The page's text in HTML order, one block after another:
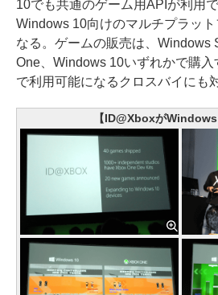
10でも共通のゲーム用APIが利用
Windows 10向けのマルチプラッ
なる。ゲームの販売は、Windows
One、Windows 10いずれかで購入
で利用可能になるクロスバイにも
【ID@XboxがWindows